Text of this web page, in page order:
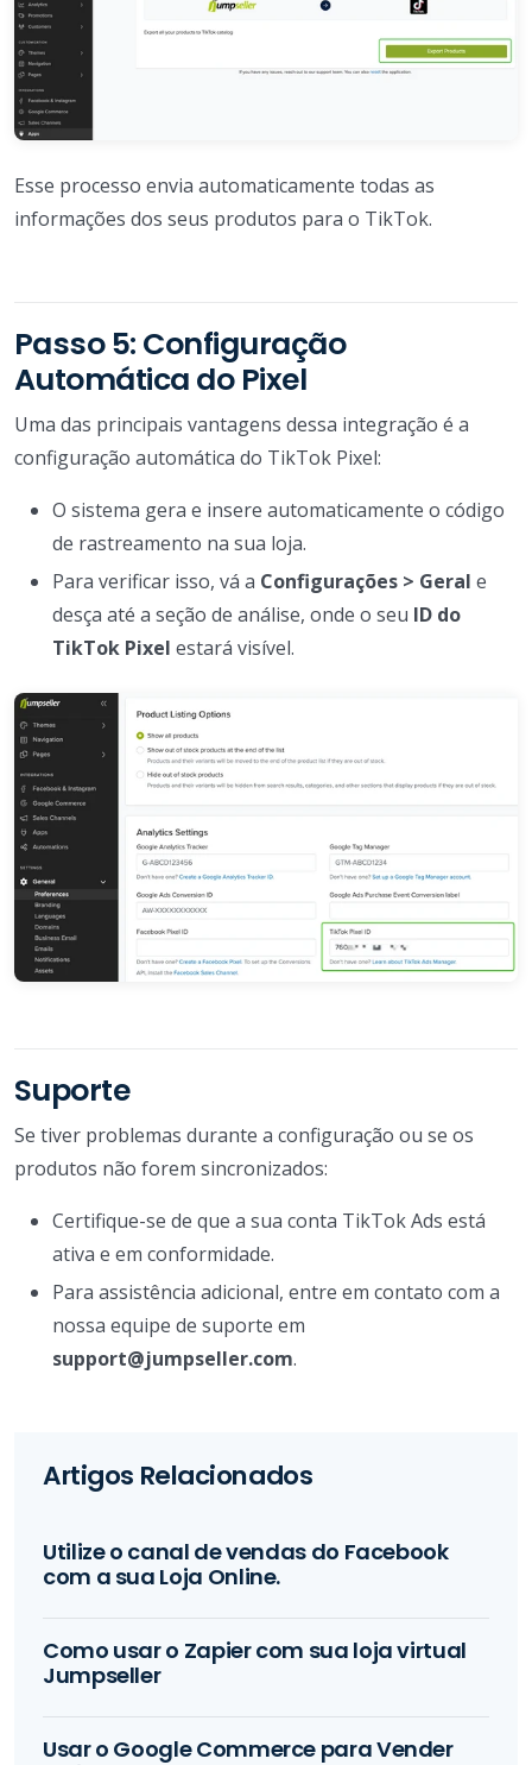
Esse processo envia automaticamente todas as
informações dos seus produtos para o TikTok.
Passo 5: Configuração
Automática do Pixel
Uma das principais vantagens dessa integração é a
configuração automática do TikTok Pixel:
O sistema gera e insere automaticamente o código
de rastreamento na sua loja.
Para verificar isso, vá a Configurações > Geral e
desça até a seção de análise, onde o seu ID do
TikTok Pixel estará visível.
Suporte
Se tiver problemas durante a configuração ou se os
produtos não forem sincronizados:
Certifique-se de que a sua conta TikTok Ads está
ativa e em conformidade.
Para assistência adicional, entre em contato com a
nossa equipe de suporte em
support@jumpseller.com.
Artigos Relacionados
Utilize o canal de vendas do Facebook
com a sua Loja Online.
Como usar o Zapier com sua loja virtual
Jumpseller
Usar o Google Commerce para Vender